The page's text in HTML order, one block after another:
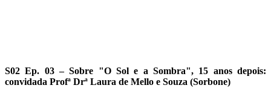
S02 Ep. 03 – Sobre "O Sol e a Sombra", 15 anos depois:
convidada Profª Drª Laura de Mello e Souza (Sorbone)